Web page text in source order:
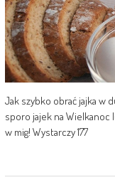
Jak szybko obrać jajka w
sporo jajek na Wielkanoc
w mig! Wystarczy 177